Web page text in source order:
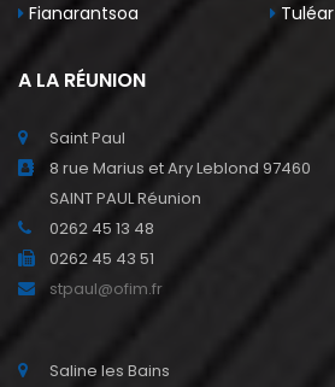
Fianarantsoa
Tuléar
A LA RÉUNION
Saint Paul
8 rue Marius et Ary Leblond 97460
SAINT PAUL Réunion
0262 45 13 48
0262 45 43 51
stpaul@ofim.fr
Saline les Bains